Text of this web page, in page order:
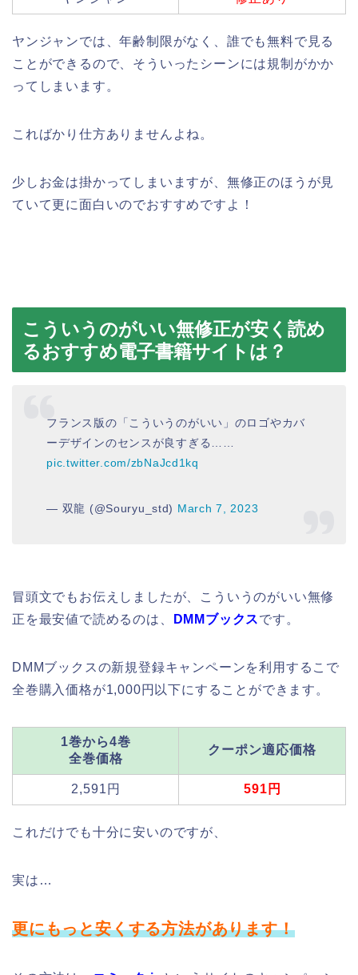
ヤンジャンでは、年齢制限がなく、誰でも無料で見る
ことができるので、そういったシーンには規制がかか
ってしまいます。
こればかり仕方ありませんよね。
少しお金は掛かってしまいますが、無修正のほうが見
ていて更に面白いのでおすすめですよ！
こういうのがいい無修正が安く読め
るおすすめ電子書籍サイトは？
フランス版の「こういうのがいい」のロゴやカバ
ーデザインのセンスが良すぎる……
pic.twitter.com/zbNaJcd1kq
— 双龍 (@Souryu_std) March 7, 2023
冒頭文でもお伝えしましたが、こういうのがいい無修
正を最安値で読めるのは、
DMMブックスです。
DMMブックスの新規登録キャンペーンを利用するこで
全巻購入価格が1,000円以下にすることができます。
1巻から4巻
全巻価格
クーポン適応価格
2,591円 591円
これだけでも十分に安いのですが、
実は…
更にもっと安くする方法があります！